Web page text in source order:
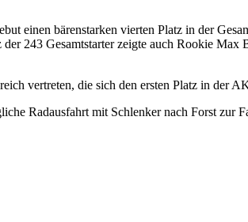
einen bärenstarken vierten Platz in der
243 Gesamtstarter zeigte auch Rookie Max
vertreten, die sich den ersten Platz in der
Radausfahrt mit Schlenker nach Forst zur